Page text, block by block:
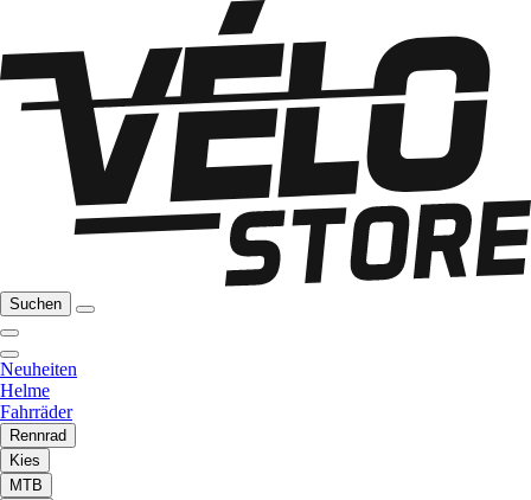
Suchen
Neuheiten
Helme
Fahrräder
Rennrad
Kies
MTB